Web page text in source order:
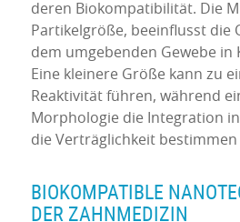
deren Biokompatibilität. Die
Partikelgröße, beeinflusst die
dem umgebenden Gewebe in
Eine kleinere Größe kann zu
Reaktivität führen, während
Morphologie die Integration
die Verträglichkeit bestimmen
BIOKOMPATIBLE
DER ZAHNMEDIZIN